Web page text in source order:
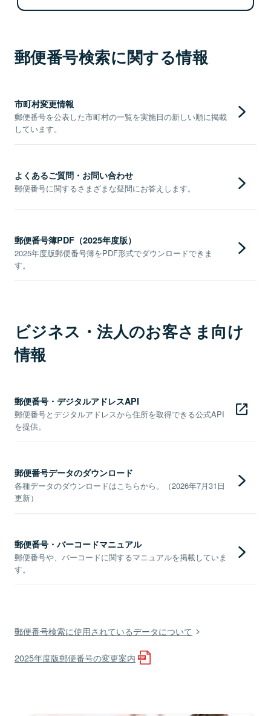
郵便番号検索に関する情報
市町村変更情報
郵便番号を公表した市町村の一覧を実施日の新しい順に掲載
しています。
よくあるご質問・お問い合わせ
郵便番号に関するさまざまな疑問にお答えします。
郵便番号簿PDF（2025年度版）
2025年度版郵便番号簿をPDF形式でダウンロードできま
す。
ビジネス・法人のお客さま向け
情報
郵便番号・デジタルアドレスAPI
郵便番号とデジタルアドレスから住所を取得できる公式API
を提供。
郵便番号データのダウンロード
各種データのダウンロードはこちらから。（2026年7月31日
更新）
郵便番号・バーコードマニュアル
郵便番号や、バーコードに関するマニュアルを掲載していま
す。
郵便番号検索に使用されているデータについて
2025年度版郵便番号の変更案内